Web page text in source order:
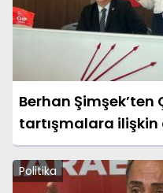
Berhan Şimşek’ten
tartışmalara ilişkin
Politika